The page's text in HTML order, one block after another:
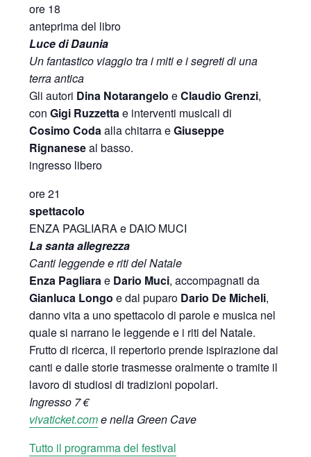
ore 18
anteprima del libro
Luce di Daunia
Un fantastico viaggio tra i miti e i segreti di una
terra antica
Gli autori Dina Notarangelo eClaudio Grenzi,
conGigi Ruzzettae interventi musicali di
Cosimo Codaalla chitarra eGiuseppe
Rignaneseal basso.
ingresso libero
ore 21
spettacolo
ENZA PAGLIARA e DAIO MUCI
La santa allegrezza
Canti leggende e riti del Natale
Enza Pagliarae Dario Muci, accompagnati da
Gianluca Longo e dal puparo Dario De Micheli,
danno vita a uno spettacolo di parole e musica nel
quale si narrano le leggende e i riti del Natale.
Frutto di ricerca, il repertorio prende ispirazione dai
canti e dalle storie trasmesse oralmente o tramite il
lavoro di studiosi di tradizioni popolari.
Ingresso 7 €
vivaticket.come nella Green Cave
Tutto il programma del festival